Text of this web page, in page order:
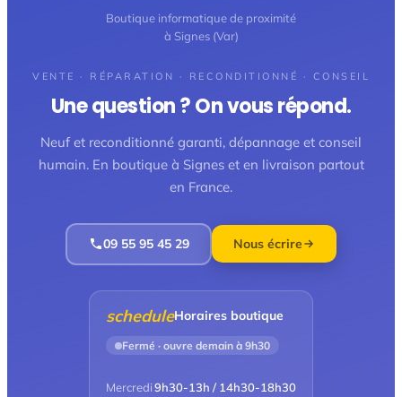
Boutique informatique de proximité
à Signes (Var)
VENTE · RÉPARATION · RECONDITIONNÉ · CONSEIL
Une question ? On vous répond.
Neuf et reconditionné garanti, dépannage et conseil
humain. En boutique à Signes et en livraison partout
en France.
09 55 95 45 29 Nous écrire
scheduleHoraires boutique
Fermé · ouvre demain à 9h30
Mercredi9h30-13h / 14h30-18h30